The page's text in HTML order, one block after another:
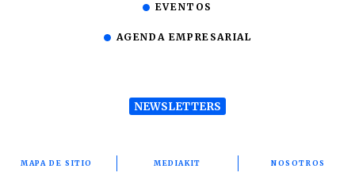
EVENTOS
AGENDA EMPRESARIAL
NEWSLETTERS
MAPA DE SITIO MEDIAKIT NOSOTROS